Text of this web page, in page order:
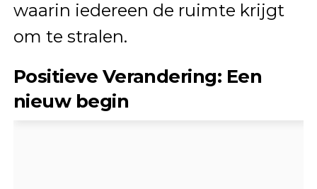
waarin iedereen de ruimte krijgt
om te stralen.
Positieve Verandering: Een
nieuw begin